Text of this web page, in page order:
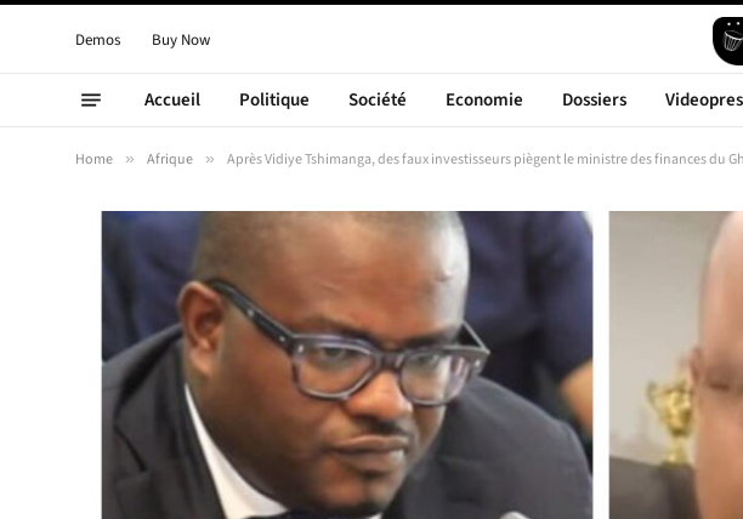
Demos Buy Now
Accueil Politique Société Economie Dossiers
Home » Afrique » Après Vidiye Tshimanga, des faux investisseurs piègent le ministre des finances du